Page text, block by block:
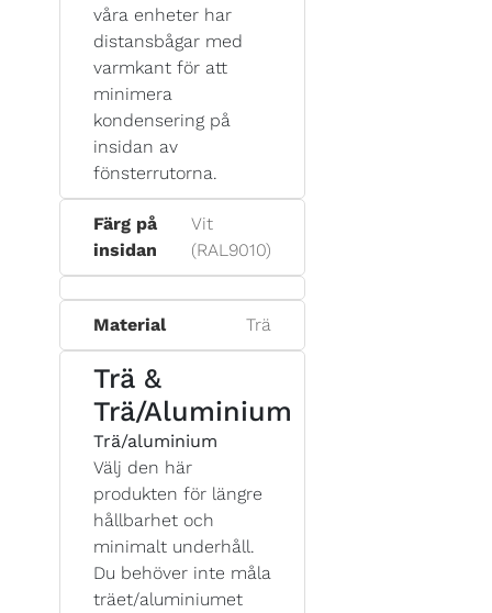
våra enheter har
distansbågar med
varmkant för att
minimera
kondensering på
insidan av
fönsterrutorna.
Färg på
insidan
Vit
(RAL9010)
Material Trä
Trä &
Trä/Aluminium
Trä/aluminium
Välj den här
produkten för längre
hållbarhet och
minimalt underhåll.
Du behöver inte måla
träet/aluminiumet